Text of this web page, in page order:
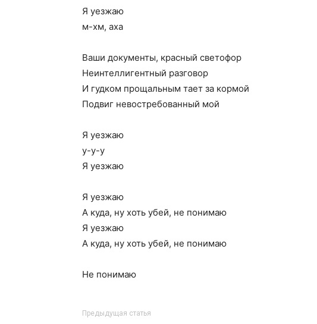
Я уезжаю
м-хм, аха
Ваши документы, красный светофор
Неинтеллигентный разговор
И гудком прощальным тает за кормой
Подвиг невостребованный мой
Я уезжаю
у-у-у
Я уезжаю
Я уезжаю
А куда, ну хоть убей, не понимаю
Я уезжаю
А куда, ну хоть убей, не понимаю
Не понимаю
Предыдущая статья